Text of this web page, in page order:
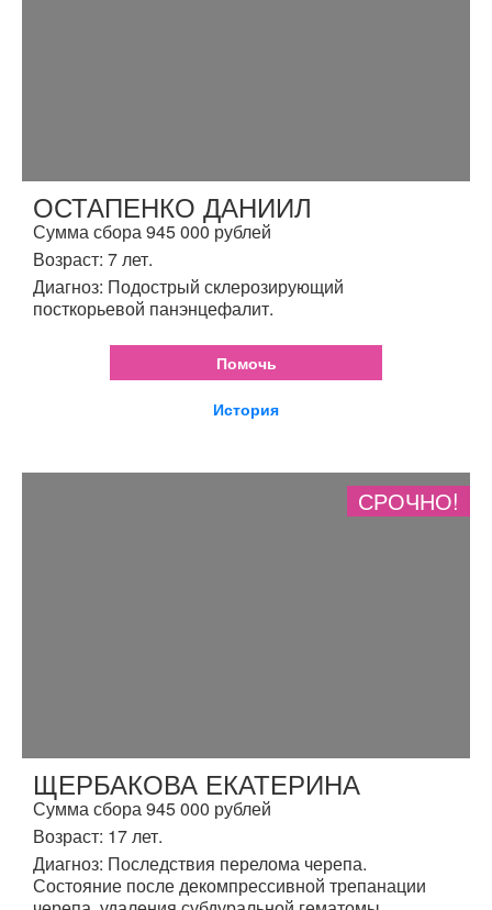
ОСТАПЕНКО ДАНИИЛ
Сумма сбора 945 000 рублей
Возраст: 7 лет.
Диагноз: Подострый склерозирующий
посткорьевой панэнцефалит.
Помочь
История
СРОЧНО!
ЩЕРБАКОВА ЕКАТЕРИНА
Сумма сбора 945 000 рублей
Возраст: 17 лет.
Диагноз: Последствия перелома черепа.
Состояние после декомпрессивной трепанации